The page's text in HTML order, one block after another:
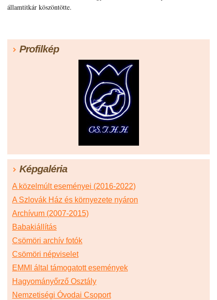
államtitkár köszöntötte.
Profilkép
Képgaléria
A közelmúlt eseményei (2016-2022)
A Szlovák Ház és környezete nyáron
Archívum (2007-2015)
Babakiállítás
Csömöri archív fotók
Csömöri népviselet
EMMI által támogatott események
Hagyományőrző Osztály
Nemzetiségi Óvodai Csoport